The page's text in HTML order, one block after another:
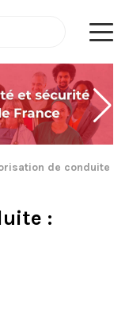
de conduite
: